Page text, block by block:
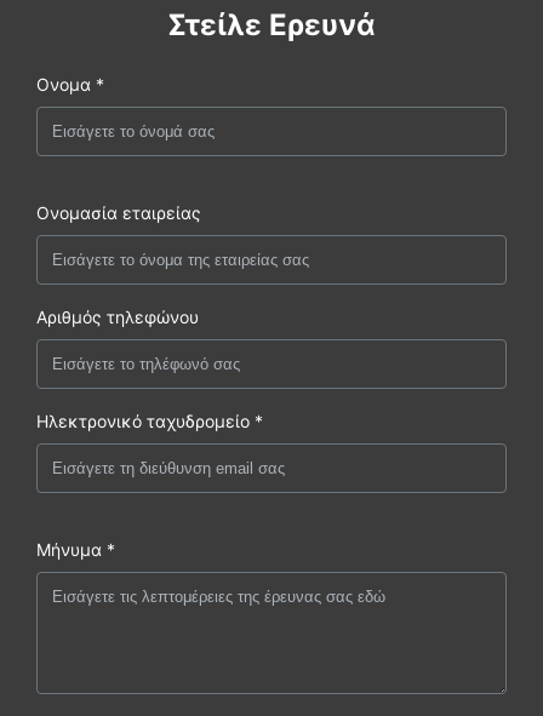
Στείλε Ερευνά
Ονομα *
Ονομασία εταιρείας
Αριθμός τηλεφώνου
Ηλεκτρονικό ταχυδρομείο *
Μήνυμα *